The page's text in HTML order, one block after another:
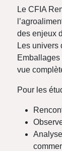
Le CFIA
des enjeux
Les univers
vue
Pour les